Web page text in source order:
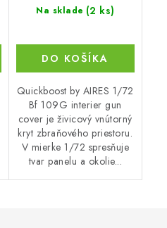
Na sklade (2 ks)
DO KOŠÍKA
Quickboost by AIRES 1/72
Bf 109G interier gun
cover je živicový vnútorný
kryt zbraňového priestoru.
V mierke 1/72 spresňuje
tvar panelu a okolie...